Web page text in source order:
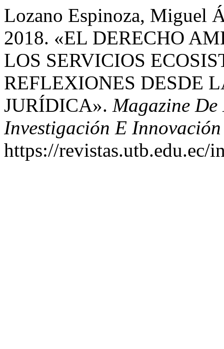
Lozano Espinoza, Miguel
2018. «EL DERECHO
LOS SERVICIOS
REFLEXIONES DESDE
JURÍDICA». Magazine De
Investigación E Innovación
https://revistas.utb.edu.ec/